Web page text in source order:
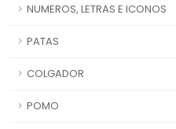
NUMEROS, LETRAS E ICONOS
PATAS
COLGADOR
POMO